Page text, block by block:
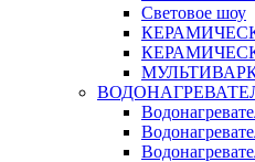
Световое шоу